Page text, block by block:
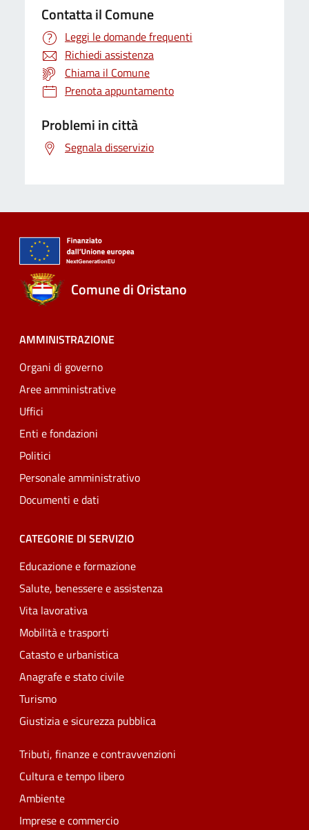
Contatta il Comune
Leggi le domande frequenti
Richiedi assistenza
Chiama il Comune
Prenota appuntamento
Problemi in città
Segnala disservizio
Comune di Oristano
AMMINISTRAZIONE
Organi di governo
Aree amministrative
Uffici
Enti e fondazioni
Politici
Personale amministrativo
Documenti e dati
CATEGORIE DI SERVIZIO
Educazione e formazione
Salute, benessere e assistenza
Vita lavorativa
Mobilità e trasporti
Catasto e urbanistica
Anagrafe e stato civile
Turismo
Giustizia e sicurezza pubblica
Tributi, finanze e contravvenzioni
Cultura e tempo libero
Ambiente
Imprese e commercio